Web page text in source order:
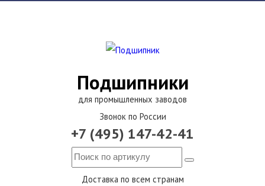
Подшипники
для промышленных заводов
Звонок по России
+7 (495) 147-42-41
Доставка по всем странам